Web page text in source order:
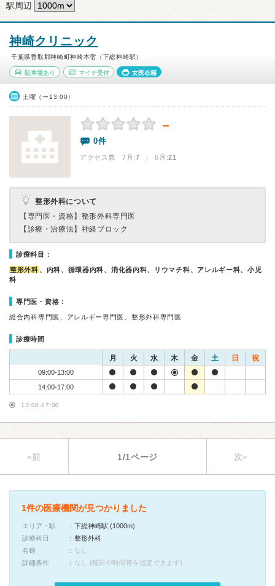
駅周辺
神崎クリニック
千葉県香取郡神崎町神崎本宿（下総神崎駅）
駐車場あり マイナ受付 女医在籍
土曜（〜13:00）
－
0件
アクセス数 7月:7 | 6月:21
整形外科について
【専門医・資格】 整形外科専門医
【診療・治療法】 神経ブロック
診療科目：
整形外科 、内科、循環器内科、消化器内科、リウマチ科、アレルギー科、小児
科
専門医・資格：
総合内科専門医、アレルギー専門医、整形外科専門医
診療時間
月 火 水 木 金 土 日 祝
09:00-13:00
14:00-17:00
13:00-17:00
«前 1/1ページ 次»
1件の医療機関が見つかりました
エリア・駅
下総神崎駅 (1000m)
診療科目
整形外科
名称
なし
詳細条件
なし (曜日や時間帯を指定できます)